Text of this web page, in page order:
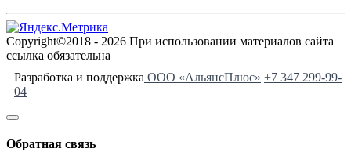
Copyright©2018 - 2026 При использовании материалов сайта
ссылка обязательна
Разработка и поддержка ООО «АльянсПлюс» +7 347 299-99-
04
Обратная связь